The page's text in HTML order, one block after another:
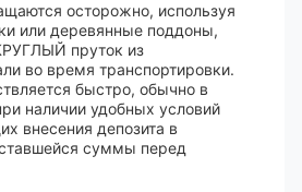
осторожно, используя
или деревянные поддоны,
пруток из
во время транспортировки.
быстро, обычно в
наличии удобных условий
внесения депозита в
суммы перед